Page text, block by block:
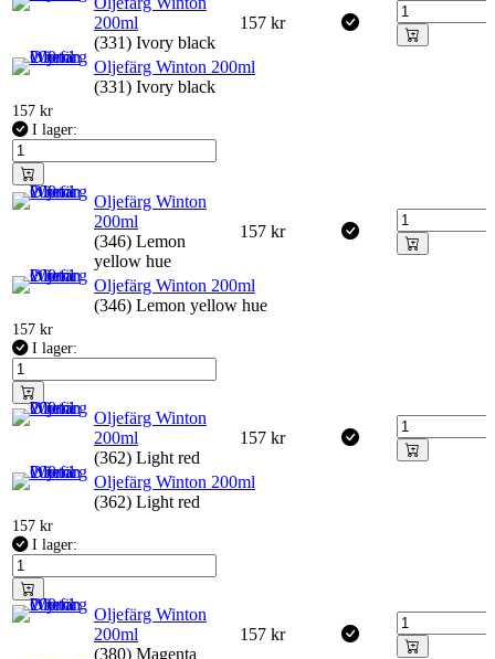
200ml
(331) Ivory black
157 kr
Oljefärg Winton 200ml
(331) Ivory black
157 kr
I lager:
Oljefärg Winton
200ml
(346) Lemon
yellow hue
157 kr
Oljefärg Winton 200ml
(346) Lemon yellow hue
157 kr
I lager:
Oljefärg Winton
200ml
(362) Light red
157 kr
Oljefärg Winton 200ml
(362) Light red
157 kr
I lager:
Oljefärg Winton
200ml
(380) Magenta
157 kr